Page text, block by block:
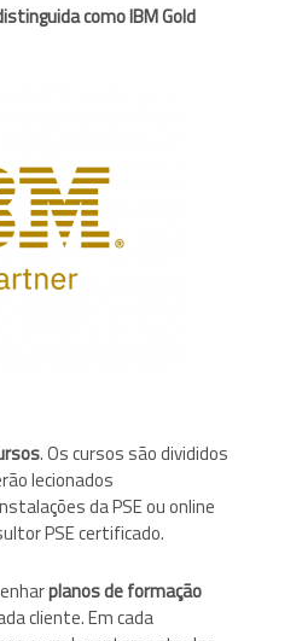
como IBM Gold
. Os cursos são divididos
lecionados
da PSE ou online
PSE certificado.
planos de formação
cliente. Em cada